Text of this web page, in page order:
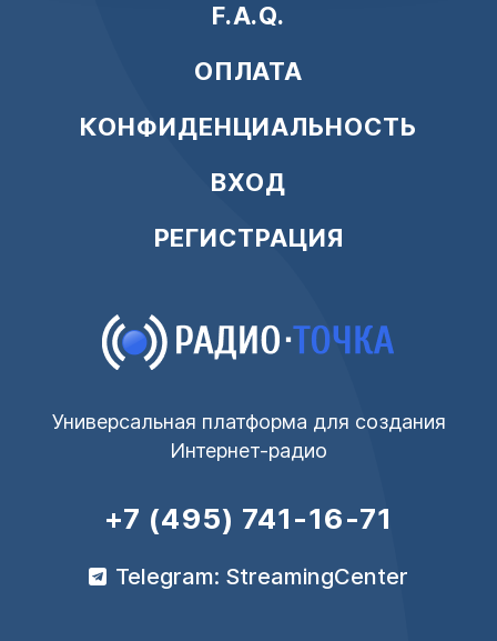
F.A.Q.
ОПЛАТА
КОНФИДЕНЦИАЛЬНОСТЬ
ВХОД
РЕГИСТРАЦИЯ
Универсальная платформа для создания
Интернет-радио
+7 (495) 741-16-71
Telegram: StreamingCenter